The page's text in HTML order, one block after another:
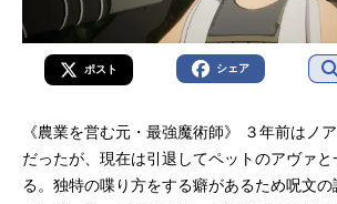
ポスト シェア
《農業を営む元・最強魔術師》 ３年前はノ
だったが、現在は引退してペットのアヴァ
る。独特の喋り方をする癖があるため呪文